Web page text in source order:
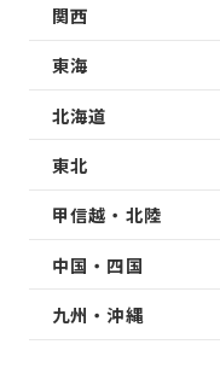
関西
東海
北海道
東北
甲信越・北陸
中国・四国
九州・沖縄